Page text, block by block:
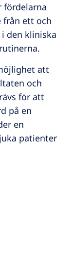
fördelarna
från ett och
den kliniska
att
och
för att
på en
en
patienter